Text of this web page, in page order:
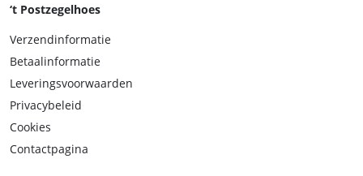
‘t Postzegelhoes
Verzendinformatie
Betaalinformatie
Leveringsvoorwaarden
Privacybeleid
Cookies
Contactpagina